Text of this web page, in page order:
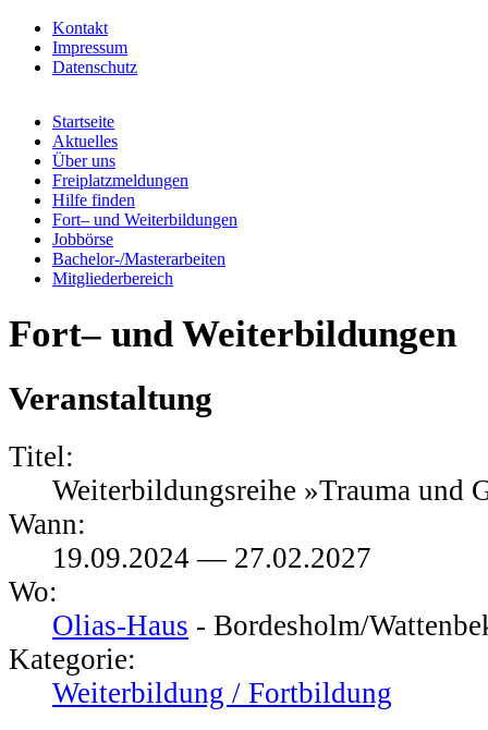
Kontakt
Impressum
Datenschutz
Startseite
Aktuelles
Über uns
Freiplatzmeldungen
Hilfe finden
Fort– und Weiterbildungen
Jobbörse
Bachelor-/Masterarbeiten
Mitgliederbereich
Fort– und Weiterbildungen
Veranstaltung
Titel:
Weiterbildungsreihe »Trauma und
Wann:
19.09.2024 — 27.02.2027
Wo:
Olias-Haus - Bordesholm/
Kategorie:
Weiterbildung / Fortbildung